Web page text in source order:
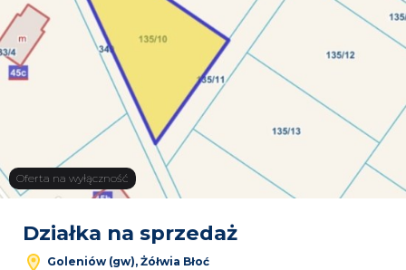
Oferta na wyłączność
Działka na sprzedaż
Goleniów (gw), Żółwia Błoć